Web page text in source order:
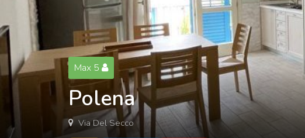
Max 5
Polena
Via Del Secco